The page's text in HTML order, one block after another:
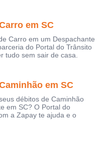
em SC
Carro em um Despachante
do Portal do Trânsito
tudo sem sair de casa.
em SC
débitos de Caminhão
em SC? O Portal do
a Zapay te ajuda e o